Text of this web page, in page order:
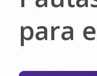
para